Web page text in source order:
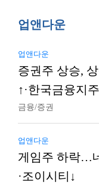
업앤다운
업앤다운
증권주 상승,
↑·한국금융지
금융/증권
업앤다운
게임주 하락…
·조이시티↓